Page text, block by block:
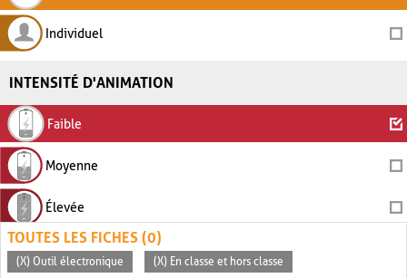
Individuel
INTENSITÉ D'ANIMATION
Faible
Moyenne
Élevée
TOUTES LES FICHES (0)
(X) Outil électronique (X) En classe et hors classe